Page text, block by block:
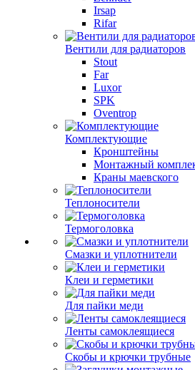
Irsap
Rifar
Вентили для радиаторов
Stout
Far
Luxor
SPK
Oventrop
Комплектующие
Кронштейны
Монтажный
Краны маевского
Теплоносители
Термоголовка
Смазки и уплотнители
Клеи и герметики
Для пайки меди
Ленты самоклеящиеся
Скобы и крючки трубные